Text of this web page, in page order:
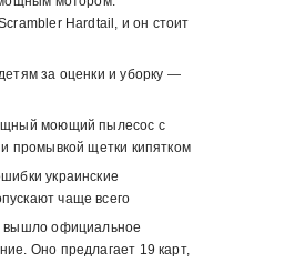
Hardtail, и он стоит
за оценки и уборку —
моющий пылесос с
промывкой щетки кипятком
украинские
чаще всего
вышло официальное
Оно предлагает 19 карт,